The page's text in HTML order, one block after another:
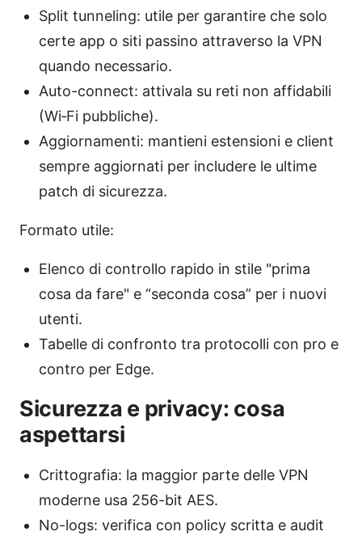
Split tunneling: utile per garantire che solo
certe app o siti passino attraverso la VPN
quando necessario.
Auto-connect: attivala su reti non affidabili
(Wi‑Fi pubbliche).
Aggiornamenti: mantieni estensioni e client
sempre aggiornati per includere le ultime
patch di sicurezza.
Formato utile:
Elenco di controllo rapido in stile "prima
cosa da fare" e “seconda cosa” per i nuovi
utenti.
Tabelle di confronto tra protocolli con pro e
contro per Edge.
Sicurezza e privacy: cosa
aspettarsi
Crittografia: la maggior parte delle VPN
moderne usa 256-bit AES.
No-logs: verifica con policy scritta e audit